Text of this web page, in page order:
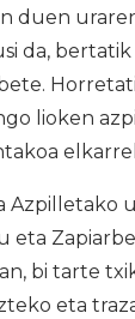
duen
da,
lioken
Azpilletako
bi tarte
eta